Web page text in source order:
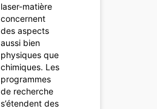
laser-matière
concernent
des aspects
aussi bien
physiques que
chimiques. Les
programmes
de recherche
s’étendent des